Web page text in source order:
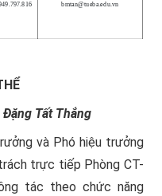
bmtan@tueba.edu.vn
Tất Thắng
và Phó hiệu trưởng
trực tiếp Phòng CT-
tác theo chức năng